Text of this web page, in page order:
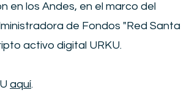
en los Andes, en el marco del
de Fondos "Red Santa
activo digital URKU.
aquí.